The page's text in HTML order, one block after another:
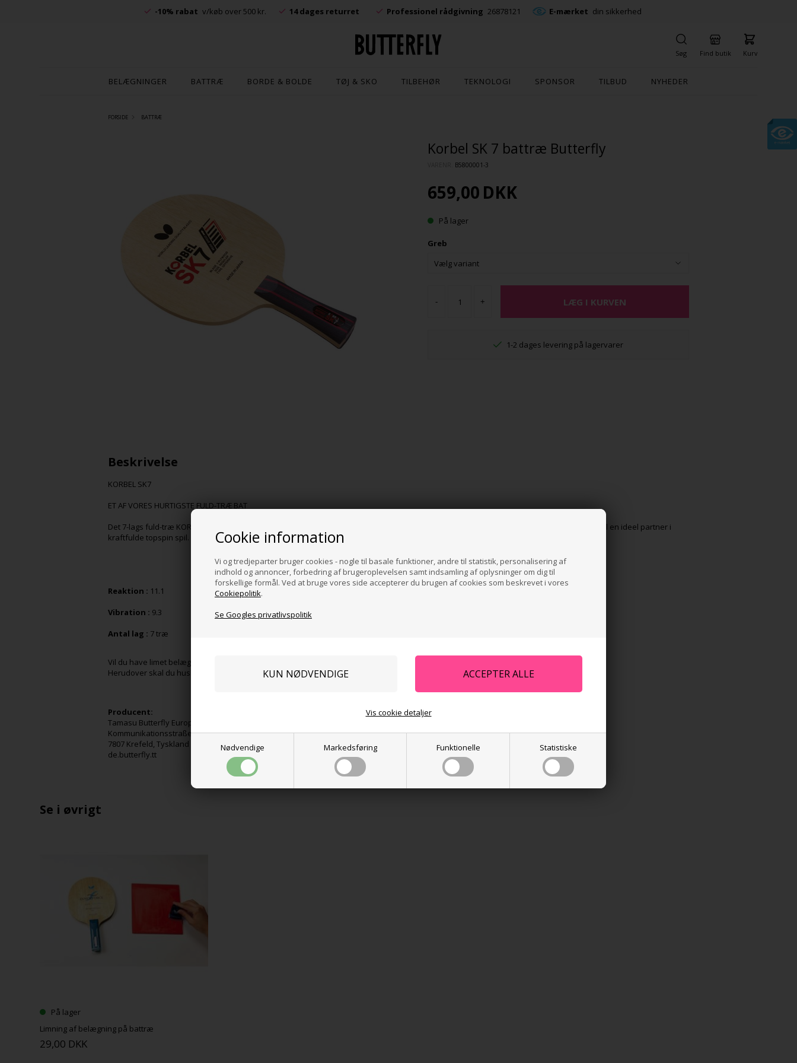
Cookie information
Vi og tredjeparter bruger cookies - nogle til basale funktioner, andre til statistik, personalisering af
indhold og annoncer, forbedring af brugeroplevelsen samt indsamling af oplysninger om dig til
forskellige formål. Ved at bruge vores side accepterer du brugen af cookies som beskrevet i vores
Cookiepolitik.
Se Googles privatlivspolitik
Nødvendige Markedsføring Funktionelle Statistiske
Vis cookie detaljer
-10% rabat v/køb over 500 kr. 14 dages returret Professionel rådgivning 26878121 E-mærket din sikkerhed
Søg Find butik Kurv
BELÆGNINGER BATTRÆ BORDE & BOLDE TØJ & SKO TILBEHØR TEKNOLOGI SPONSOR TILBUD NYHEDER
FORSIDE BATTRÆ
Korbel SK 7 battræ Butterfly
B5800001-3
659,00 DKK
På lager
Greb
- +
1-2 dages levering på lagervarer
Beskrivelse
KORBEL SK7
ET AF VORES HURTIGSTE FULD-TRÆ BAT
Det 7-lags fuld-træ KORBEL SK7 skjuler ikke sin kompromisløse hastighed, og som alligevel med dets bløde og kontrollerede touch gør det til en ideel partner i
kraftfulde topspin spil.
Reaktion : 11.1
Vibration : 9.3
Antal lag : 7 træ
Vil du have limet belægning på dine battræ, skal både battræ og belægninger bestilles på samme ordre.
Herudover skal du huske at bestille limning.
Producent:
Tamasu Butterfly Europa GmbH
Kommunikationsstraße 8,
7807 Krefeld, Tyskland
de.butterfly.tt
Se i øvrigt
På lager
Limning af belægning på battræ
29,00 DKK